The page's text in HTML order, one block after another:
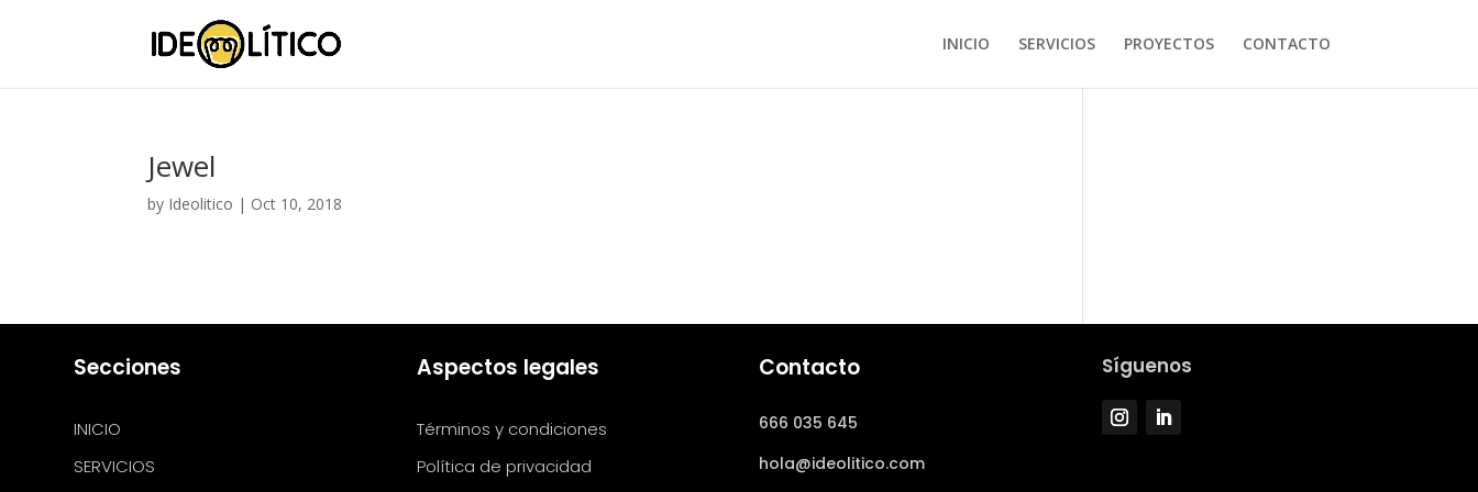
INICIO SERVICIOS PROYECTOS CONTACTO
Jewel
by Ideolitico | Oct 10, 2018
Secciones
INICIO
SERVICIOS
Aspectos legales
Términos y condiciones
Política de privacidad
Contacto
666 035 645
hola@ideolitico.com
Síguenos